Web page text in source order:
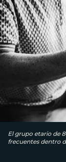
El grupo etario de
frecuentes dentro